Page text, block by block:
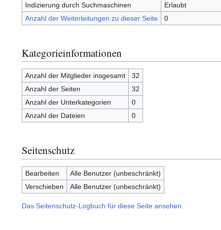
Indizierung durch Suchmaschinen
Erlaubt
Anzahl der Weiterleitungen zu dieser Seite
0
Kategorieinformationen
Anzahl der Mitglieder insgesamt
32
Anzahl der Seiten
32
Anzahl der Unterkategorien
0
Anzahl der Dateien
0
Seitenschutz
Bearbeiten
Alle Benutzer (unbeschränkt)
Verschieben
Alle Benutzer (unbeschränkt)
Das Seitenschutz-Logbuch für diese Seite ansehen.